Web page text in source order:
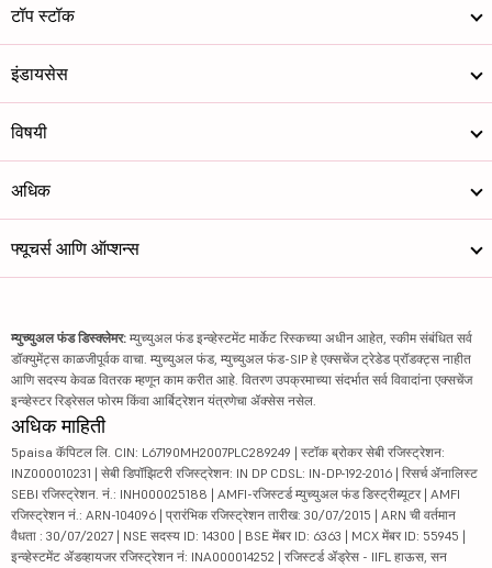
टॉप स्टॉक
इंडायसेस
विषयी
अधिक
फ्यूचर्स आणि ऑप्शन्स
म्युच्युअल फंड डिस्क्लेमर: म्युच्युअल फंड इन्व्हेस्टमेंट मार्केट रिस्कच्या अधीन आहेत, स्कीम संबंधित सर्व
डॉक्युमेंट्स काळजीपूर्वक वाचा. म्युच्युअल फंड, म्युच्युअल फंड-SIP हे एक्सचेंज ट्रेडेड प्रॉडक्ट्स नाहीत
आणि सदस्य केवळ वितरक म्हणून काम करीत आहे. वितरण उपक्रमाच्या संदर्भात सर्व विवादांना एक्सचेंज
इन्व्हेस्टर रिड्रेसल फोरम किंवा आर्बिट्रेशन यंत्रणेचा ॲक्सेस नसेल.
अधिक माहिती
5paisa कॅपिटल लि. CIN: L67190MH2007PLC289249 | स्टॉक ब्रोकर सेबी रजिस्ट्रेशन:
INZ000010231 | सेबी डिपॉझिटरी रजिस्ट्रेशन: IN DP CDSL: IN-DP-192-2016 | रिसर्च ॲनालिस्ट
SEBI रजिस्ट्रेशन. नं.: INH000025188 | AMFI-रजिस्टर्ड म्युच्युअल फंड डिस्ट्रीब्यूटर | AMFI
रजिस्ट्रेशन नं.: ARN-104096 | प्रारंभिक रजिस्ट्रेशन तारीख: 30/07/2015 | ARN ची वर्तमान
वैधता : 30/07/2027 | NSE सदस्य ID: 14300 | BSE मेंबर ID: 6363 | MCX मेंबर ID: 55945 |
इन्व्हेस्टमेंट ॲडव्हायजर रजिस्ट्रेशन नं: INA000014252 | रजिस्टर्ड ॲड्रेस - IIFL हाऊस, सन